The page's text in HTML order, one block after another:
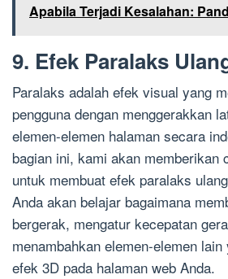
Apabila Terjadi Kesalahan:
9. Efek Paralaks
Paralaks adalah efek visual yang
pengguna dengan menggerakkan
elemen-elemen halaman secara
bagian ini, kami akan memberikan
untuk membuat efek paralaks
Anda akan belajar bagaimana
bergerak, mengatur kecepatan
menambahkan elemen-elemen
efek 3D pada halaman web Anda.